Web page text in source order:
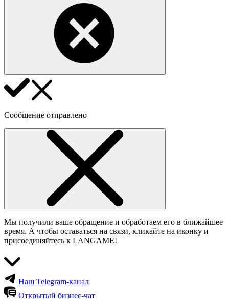
Сообщение отправлено
Мы получили ваше обращение и обработаем его в ближайшее
время. А чтобы оставаться на связи, кликайте на иконку и
присоединяйтесь к LANGAME!
Наш Telegram-канал
Открытый бизнес-чат